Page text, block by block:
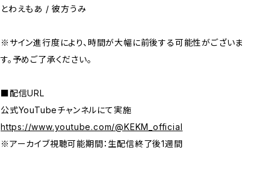
とわえもあ / 彼方うみ
※サイン進行度により、時間が大幅に前後する可能性がございま
す。予めご了承ください。
■配信URL
公式YouTubeチャンネルにて実施
https://www.youtube.com/@KEKM_official
※アーカイブ視聴可能期間：生配信終了後1週間